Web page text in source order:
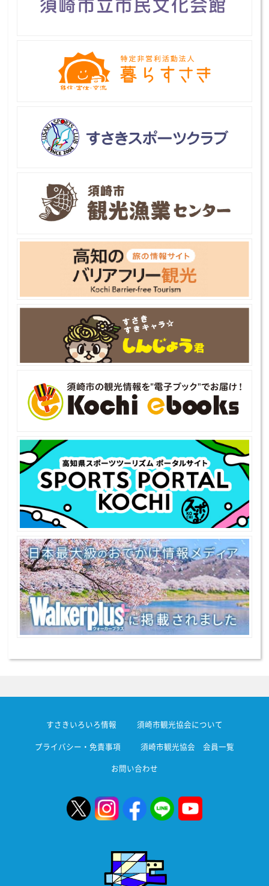
すさきいろいろ情報 須崎市観光協会について
プライバシー・免責事項 須崎市観光協会 会員一覧
お問い合わせ